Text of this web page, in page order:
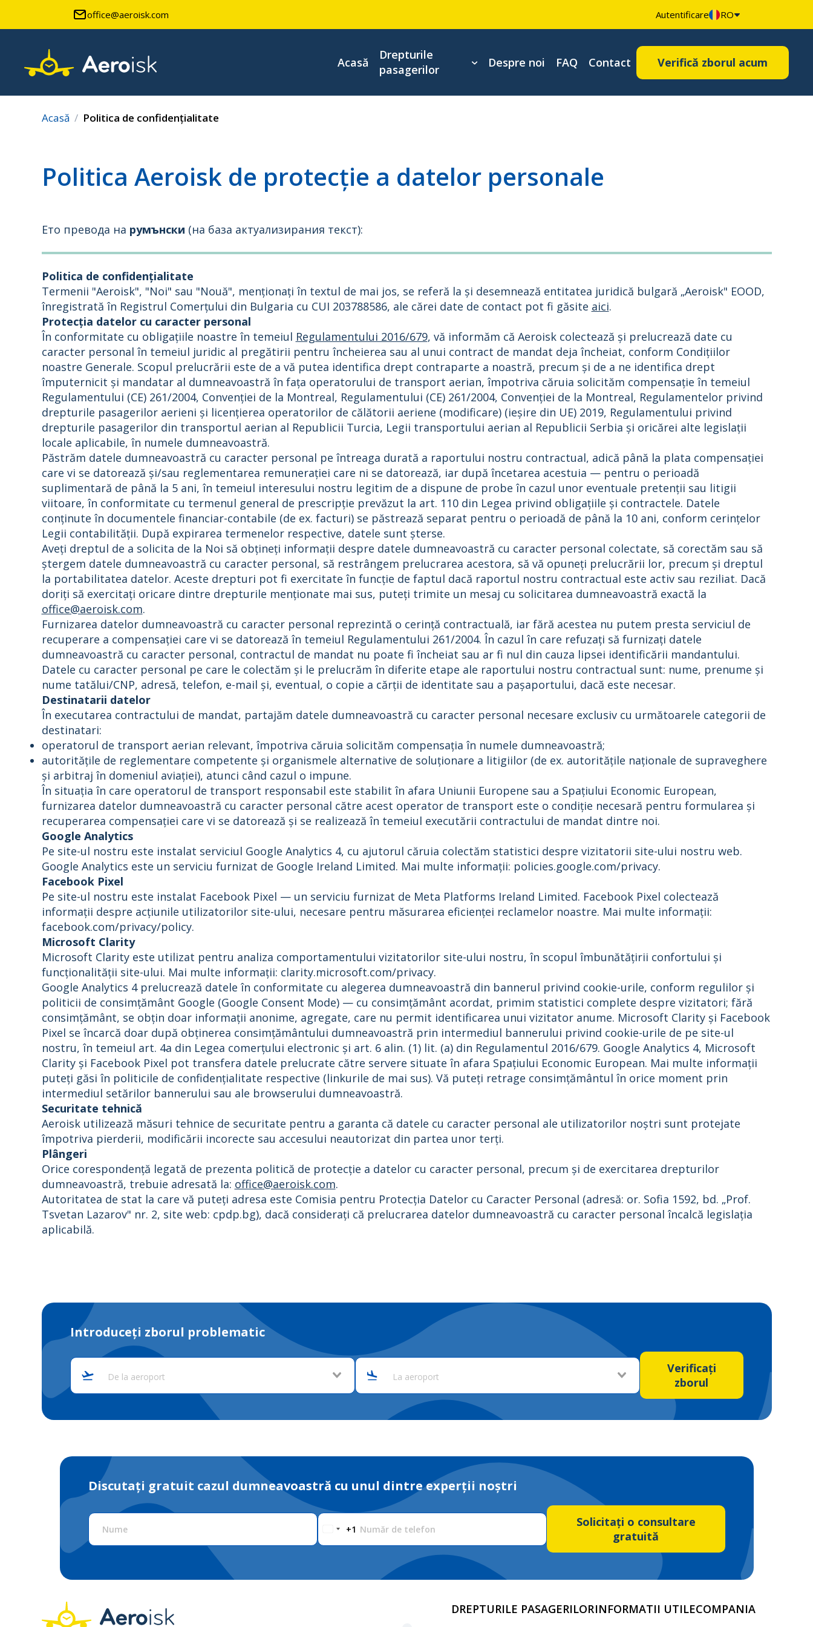
office@aeroisk.com Autentificare RO
Acasă
Drepturile
pasagerilor
Despre noi FAQ Contact Verifică zborul acum
Acasă Politica de confidențialitate
Politica Aeroisk de protecție a datelor personale
Ето превода на румънски (на база актуализирания текст):
Politica de confidențialitate
Termenii "Aeroisk", "Noi" sau "Nouă", menționați în textul de mai jos, se referă la și desemnează entitatea juridică bulgară „Aeroisk" EOOD,
înregistrată în Registrul Comerțului din Bulgaria cu CUI 203788586, ale cărei date de contact pot fi găsite aici.
Protecția datelor cu caracter personal
În conformitate cu obligațiile noastre în temeiul Regulamentului 2016/679, vă informăm că Aeroisk colectează și prelucrează date cu
caracter personal în temeiul juridic al pregătirii pentru încheierea sau al unui contract de mandat deja încheiat, conform Condițiilor
noastre Generale. Scopul prelucrării este de a vă putea identifica drept contraparte a noastră, precum și de a ne identifica drept
împuternicit și mandatar al dumneavoastră în fața operatorului de transport aerian, împotriva căruia solicităm compensație în temeiul
Regulamentului (CE) 261/2004, Convenției de la Montreal, Regulamentului (CE) 261/2004, Convenției de la Montreal, Regulamentelor privind
drepturile pasagerilor aerieni și licențierea operatorilor de călătorii aeriene (modificare) (ieșire din UE) 2019, Regulamentului privind
drepturile pasagerilor din transportul aerian al Republicii Turcia, Legii transportului aerian al Republicii Serbia și oricărei alte legislații
locale aplicabile, în numele dumneavoastră.
Păstrăm datele dumneavoastră cu caracter personal pe întreaga durată a raportului nostru contractual, adică până la plata compensației
care vi se datorează și/sau reglementarea remunerației care ni se datorează, iar după încetarea acestuia — pentru o perioadă
suplimentară de până la 5 ani, în temeiul interesului nostru legitim de a dispune de probe în cazul unor eventuale pretenții sau litigii
viitoare, în conformitate cu termenul general de prescripție prevăzut la art. 110 din Legea privind obligațiile și contractele. Datele
conținute în documentele financiar-contabile (de ex. facturi) se păstrează separat pentru o perioadă de până la 10 ani, conform cerințelor
Legii contabilității. După expirarea termenelor respective, datele sunt șterse.
Aveți dreptul de a solicita de la Noi să obțineți informații despre datele dumneavoastră cu caracter personal colectate, să corectăm sau să
ștergem datele dumneavoastră cu caracter personal, să restrângem prelucrarea acestora, să vă opuneți prelucrării lor, precum și dreptul
la portabilitatea datelor. Aceste drepturi pot fi exercitate în funcție de faptul dacă raportul nostru contractual este activ sau reziliat. Dacă
doriți să exercitați oricare dintre drepturile menționate mai sus, puteți trimite un mesaj cu solicitarea dumneavoastră exactă la
office@aeroisk.com.
Furnizarea datelor dumneavoastră cu caracter personal reprezintă o cerință contractuală, iar fără acestea nu putem presta serviciul de
recuperare a compensației care vi se datorează în temeiul Regulamentului 261/2004. În cazul în care refuzați să furnizați datele
dumneavoastră cu caracter personal, contractul de mandat nu poate fi încheiat sau ar fi nul din cauza lipsei identificării mandantului.
Datele cu caracter personal pe care le colectăm și le prelucrăm în diferite etape ale raportului nostru contractual sunt: nume, prenume și
nume tatălui/CNP, adresă, telefon, e-mail și, eventual, o copie a cărții de identitate sau a pașaportului, dacă este necesar.
Destinatarii datelor
În executarea contractului de mandat, partajăm datele dumneavoastră cu caracter personal necesare exclusiv cu următoarele categorii de
destinatari:
operatorul de transport aerian relevant, împotriva căruia solicităm compensația în numele dumneavoastră;
autoritățile de reglementare competente și organismele alternative de soluționare a litigiilor (de ex. autoritățile naționale de supraveghere
și arbitraj în domeniul aviației), atunci când cazul o impune.
În situația în care operatorul de transport responsabil este stabilit în afara Uniunii Europene sau a Spațiului Economic European,
furnizarea datelor dumneavoastră cu caracter personal către acest operator de transport este o condiție necesară pentru formularea și
recuperarea compensației care vi se datorează și se realizează în temeiul executării contractului de mandat dintre noi.
Google Analytics
Pe site-ul nostru este instalat serviciul Google Analytics 4, cu ajutorul căruia colectăm statistici despre vizitatorii site-ului nostru web.
Google Analytics este un serviciu furnizat de Google Ireland Limited. Mai multe informații: policies.google.com/privacy.
Facebook Pixel
Pe site-ul nostru este instalat Facebook Pixel — un serviciu furnizat de Meta Platforms Ireland Limited. Facebook Pixel colectează
informații despre acțiunile utilizatorilor site-ului, necesare pentru măsurarea eficienței reclamelor noastre. Mai multe informații:
facebook.com/privacy/policy.
Microsoft Clarity
Microsoft Clarity este utilizat pentru analiza comportamentului vizitatorilor site-ului nostru, în scopul îmbunătățirii confortului și
funcționalității site-ului. Mai multe informații: clarity.microsoft.com/privacy.
Google Analytics 4 prelucrează datele în conformitate cu alegerea dumneavoastră din bannerul privind cookie-urile, conform regulilor și
politicii de consimțământ Google (Google Consent Mode) — cu consimțământ acordat, primim statistici complete despre vizitatori; fără
consimțământ, se obțin doar informații anonime, agregate, care nu permit identificarea unui vizitator anume. Microsoft Clarity și Facebook
Pixel se încarcă doar după obținerea consimțământului dumneavoastră prin intermediul bannerului privind cookie-urile de pe site-ul
nostru, în temeiul art. 4a din Legea comerțului electronic și art. 6 alin. (1) lit. (a) din Regulamentul 2016/679. Google Analytics 4, Microsoft
Clarity și Facebook Pixel pot transfera datele prelucrate către servere situate în afara Spațiului Economic European. Mai multe informații
puteți găsi în politicile de confidențialitate respective (linkurile de mai sus). Vă puteți retrage consimțământul în orice moment prin
intermediul setărilor bannerului sau ale browserului dumneavoastră.
Securitate tehnică
Aeroisk utilizează măsuri tehnice de securitate pentru a garanta că datele cu caracter personal ale utilizatorilor noștri sunt protejate
împotriva pierderii, modificării incorecte sau accesului neautorizat din partea unor terți.
Plângeri
Orice corespondență legată de prezenta politică de protecție a datelor cu caracter personal, precum și de exercitarea drepturilor
dumneavoastră, trebuie adresată la: office@aeroisk.com.
Autoritatea de stat la care vă puteți adresa este Comisia pentru Protecția Datelor cu Caracter Personal (adresă: or. Sofia 1592, bd. „Prof.
Tsvetan Lazarov" nr. 2, site web: cpdp.bg), dacă considerați că prelucrarea datelor dumneavoastră cu caracter personal încalcă legislația
aplicabilă.
Introduceți zborul problematic
De la aeroport La aeroport
Verificați
zborul
Discutați gratuit cazul dumneavoastră cu unul dintre experții noștri
Nume Număr de telefon
+1
Solicitați o consultare
gratuită
DREPTURILE PASAGERILORINFORMATII UTILECOMPANIA